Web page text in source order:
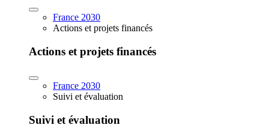
France 2030
Actions et projets financés
Actions et projets financés
France 2030
Suivi et évaluation
Suivi et évaluation